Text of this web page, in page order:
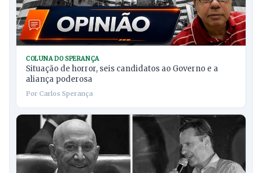
COLUNA DO SPERANÇA
Situação de horror, seis candidatos ao Governo e a
aliança poderosa
Por Carlos Sperança